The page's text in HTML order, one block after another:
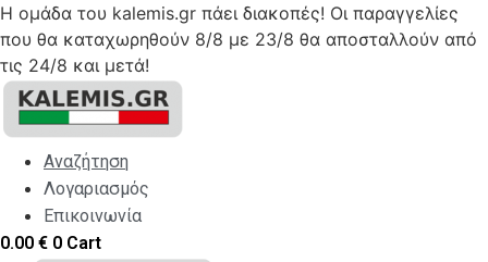
Η ομάδα του kalemis.gr πάει διακοπές! Οι παραγγελίες
που θα καταχωρηθούν 8/8 με 23/8 θα αποσταλλούν από
τις 24/8 και μετά!
Skip
content
Αναζήτηση
Λογαριασμός
Επικοινωνία
0.00 € 0 Cart